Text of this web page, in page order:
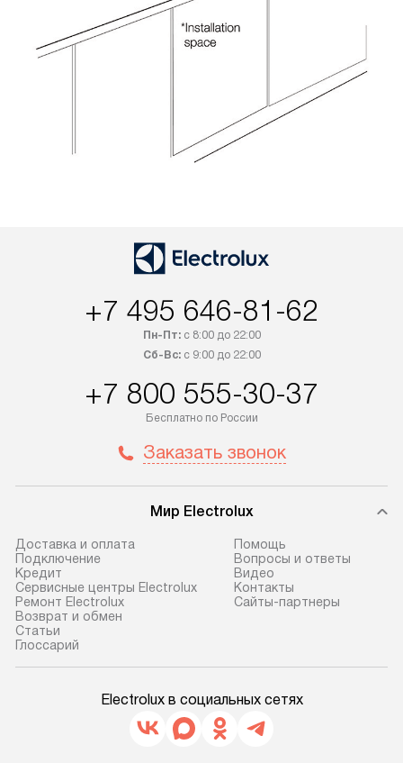
+7 495 646-81-62
Пн-Пт:с 8:00 до 22:00
Сб-Вс:с 9:00 до 22:00
+7 800 555-30-37
Бесплатно по России
Заказать звонок
Мир Electrolux
Доставка и оплата
Подключение
Кредит
Сервисные центры Electrolux
Ремонт Electrolux
Возврат и обмен
Cтатьи
Глоссарий
Помощь
Вопросы и ответы
Видео
Контакты
Сайты-партнеры
Electrolux в социальных сетях